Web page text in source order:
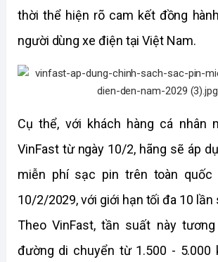
thời thể hiện rõ cam kết đồng
người dùng xe điện tại Việt Nam.
Cụ thể, với khách hàng cá nhân
VinFast từ ngày 10/2, hãng sẽ áp
miễn phí sạc pin trên toàn quốc
10/2/2029, với giới hạn tối đa 10 lần
Theo VinFast, tần suất này
đường di chuyển từ 1.500 - 5.000